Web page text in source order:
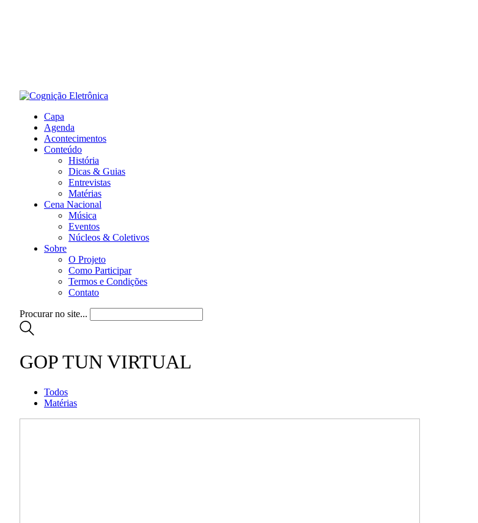
Capa
Agenda
Acontecimentos
Conteúdo
História
Dicas & Guias
Entrevistas
Matérias
Cena Nacional
Música
Eventos
Núcleos & Coletivos
Sobre
O Projeto
Como Participar
Termos e Condições
Contato
Procurar no site...
GOP TUN VIRTUAL
Todos
Matérias